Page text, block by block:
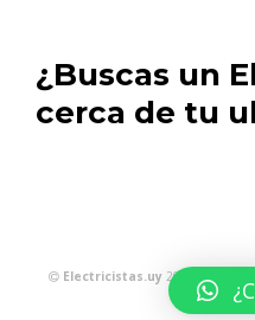
¿Buscas un
cerca de tu
Electricistas.uy 2024 |